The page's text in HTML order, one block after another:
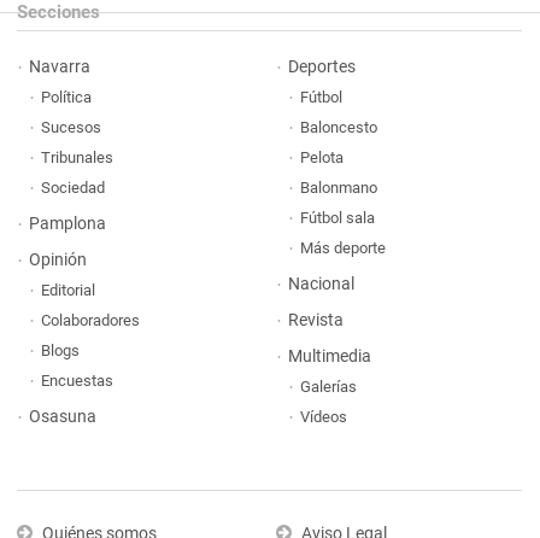
Secciones
Navarra
Política
Sucesos
Tribunales
Sociedad
Pamplona
Opinión
Editorial
Colaboradores
Blogs
Encuestas
Osasuna
Deportes
Fútbol
Baloncesto
Pelota
Balonmano
Fútbol sala
Más deporte
Nacional
Revista
Multimedia
Galerías
Vídeos